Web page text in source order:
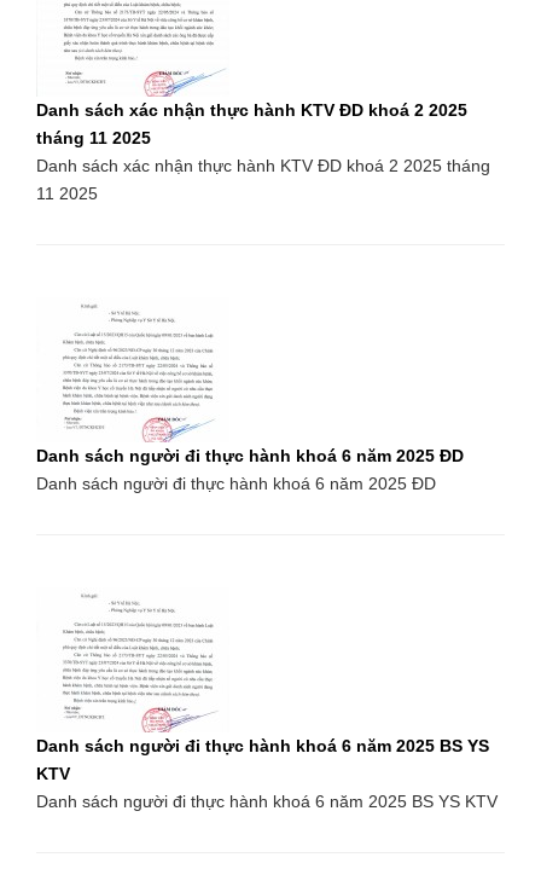
Danh sách xác nhận thực hành KTV ĐD khoá 2 2025
tháng 11 2025
Danh sách xác nhận thực hành KTV ĐD khoá 2 2025 tháng
11 2025
Danh sách người đi thực hành khoá 6 năm 2025 ĐD
Danh sách người đi thực hành khoá 6 năm 2025 ĐD
Danh sách người đi thực hành khoá 6 năm 2025 BS YS
KTV
Danh sách người đi thực hành khoá 6 năm 2025 BS YS KTV